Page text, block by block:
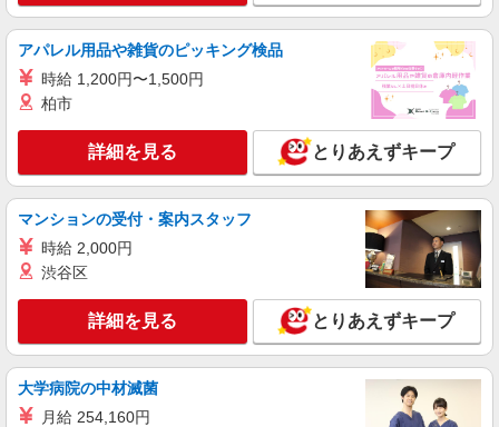
職業紹介
株式会社kotrio /●SW-S-2007725
＜稲毛駅＞時給1550円〜！高齢者向け住宅の
時給1550円〜2312円 ＜交通費全支給(ガソリ
ン代含む)＞
千葉市稲毛区周辺｜最寄り：稲毛駅
キープ 詳細を見る
職業紹介
株式会社kotrio /●SW-S-2077780
稲毛｜未経験OK！就労支援の正社員スタッフ
募集＊賞与年2回♪
【正社員】月給240,000〜400,000円 ・基本
給：200,000円〜220,000円 ・資格手当：10,000〜
30,000円 ・役職手当：10,000〜70,000円 ・処遇改
アパレル用品や雑貨のピッキング検品
時給 1,200円〜1,500円
柏市
詳細を見る とりあえずキープ
マンションの受付・案内スタッフ
時給 2,000円
渋谷区
詳細を見る とりあえずキープ
大学病院の中材滅菌
月給 254,160円